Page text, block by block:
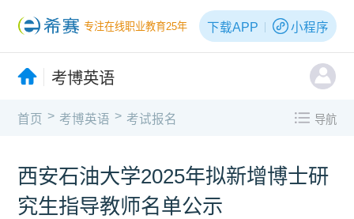
专注在线职业教育25年 下载APP 小程序
考博英语
首页 > 考博英语 > 考试报名 导航
西安石油大学2025年拟新增博士研
究生指导教师名单公示